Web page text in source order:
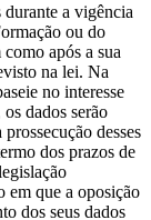
durante a vigência
ou do
após a sua
na lei. Na
no interesse
dados serão
desses
dos prazos de
em que a oposição
dos seus dados